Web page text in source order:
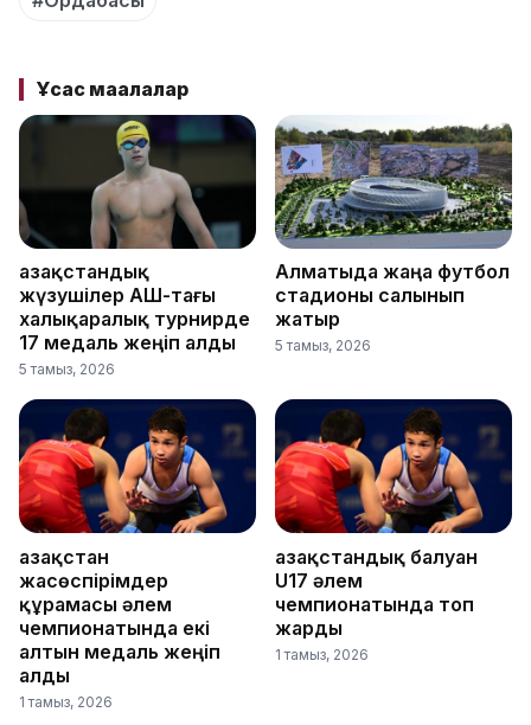
Ұқсас мақалалар
Қазақстандық
жүзушілер АҚШ-тағы
халықаралық турнирде
17 медаль жеңіп алды
5 тамыз, 2026
Алматыда жаңа футбол
стадионы салынып
жатыр
5 тамыз, 2026
Қазақстан
жасөспірімдер
құрамасы әлем
чемпионатында екі
алтын медаль жеңіп
алды
1 тамыз, 2026
Қазақстандық балуан
U17 әлем
чемпионатында топ
жарды
1 тамыз, 2026